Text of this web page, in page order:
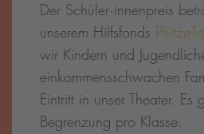
Der Schüler·innenpreis
unserem Hilfsfonds Pfütze-
wir Kindern und
einkommensschwachen
Eintritt in unser Theater. Es
Begrenzung pro Klasse.